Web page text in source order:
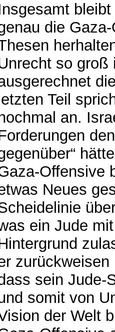
die
so groß
letzten Teil
an.
Offensive
Neues
ein Jude
sein Jude-
somit von
der Welt